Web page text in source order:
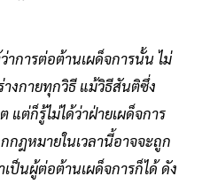
การต่อต้านเผด็จการนั้น ไม่
างกายทุกวิธี แม้วิธีสันติซึ่ง
ต่ก็รู้ไม่ได้ว่าฝ่ายเผด็จการ
ฎหมายในเวลานี้อาจจะถูก
เป็นผู้ต่อต้านเผด็จการก็ได้ ดัง